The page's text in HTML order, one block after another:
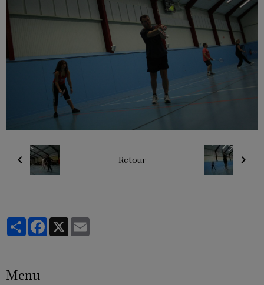
Retour
PartagerFacebook
X
Menu